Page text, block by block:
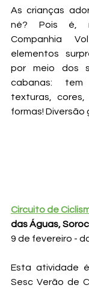
As crianças
né? Pois é,
Companhia
elementos
por meio dos
cabanas: tem
texturas,
formas! Diversão
Circuito de
das Águas,
9 de fevereiro -
Esta atividade
Sesc Verão de